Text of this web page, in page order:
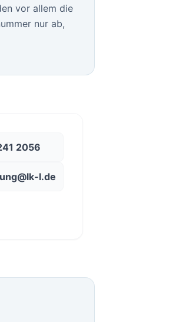
vor allem die
nur ab,
2056
l.de